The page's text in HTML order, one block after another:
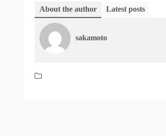
About the author Latest posts
sakamoto